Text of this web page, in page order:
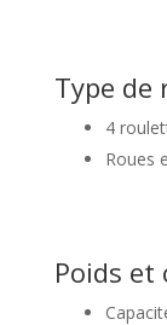
Type de
4
Roues
Poids et